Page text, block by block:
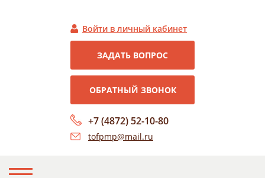
+7 (4872) 52-10-80
tofpmp@mail.ru
Войти в личный кабинет
ЗАДАТЬ ВОПРОС
ОБРАТНЫЙ ЗВОНОК